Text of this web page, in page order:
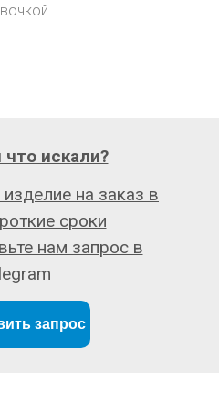
запрос
на заказ в
сроки
нам запрос в
искали?